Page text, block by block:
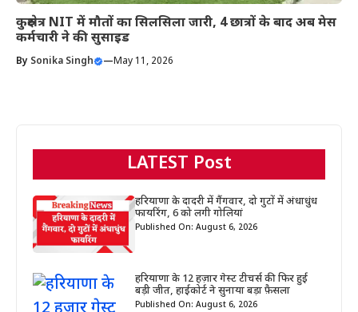
कुरुक्षेत्र NIT में मौतों का सिलसिला जारी, 4 छात्रों के बाद अब मेस
कर्मचारी ने की सुसाइड
By Sonika Singh —May 11, 2026
LATEST Post
हरियाणा के दादरी में गैंगवार, दो गुटों में अंधाधुंध
फायरिंग, 6 को लगी गोलियां
Published On: August 6, 2026
हरियाणा के 12 हज़ार गेस्ट टीचर्स की फिर हुई
बड़ी जीत, हाईकोर्ट ने सुनाया बड़ा फ़ैसला
Published On: August 6, 2026